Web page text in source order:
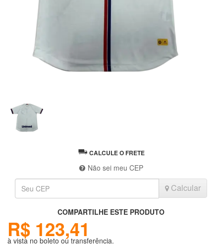
CALCULE O FRETE
Não sei meu CEP
Calcular
COMPARTILHE ESTE PRODUTO
R$ 123,41
à vista no boleto ou transferência.